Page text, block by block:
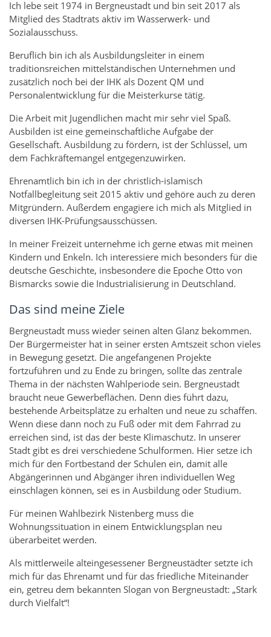
Ich lebe seit 1974 in Bergneustadt und bin seit 2017 als
Mitglied des Stadtrats aktiv im Wasserwerk- und
Sozialausschuss.
Beruflich bin ich als Ausbildungsleiter in einem
traditionsreichen mittelständischen Unternehmen und
zusätzlich noch bei der IHK als Dozent QM und
Personalentwicklung für die Meisterkurse tätig.
Die Arbeit mit Jugendlichen macht mir sehr viel Spaß.
Ausbilden ist eine gemeinschaftliche Aufgabe der
Gesellschaft. Ausbildung zu fördern, ist der Schlüssel, um
dem Fachkräftemangel entgegenzuwirken.
Ehrenamtlich bin ich in der christlich-islamisch
Notfallbegleitung seit 2015 aktiv und gehöre auch zu deren
Mitgründern. Außerdem engagiere ich mich als Mitglied in
diversen IHK-Prüfungsausschüssen.
In meiner Freizeit unternehme ich gerne etwas mit meinen
Kindern und Enkeln. Ich interessiere mich besonders für die
deutsche Geschichte, insbesondere die Epoche Otto von
Bismarcks sowie die Industrialisierung in Deutschland.
Das sind meine Ziele
Bergneustadt muss wieder seinen alten Glanz bekommen.
Der Bürgermeister hat in seiner ersten Amtszeit schon vieles
in Bewegung gesetzt. Die angefangenen Projekte
fortzuführen und zu Ende zu bringen, sollte das zentrale
Thema in der nächsten Wahlperiode sein. Bergneustadt
braucht neue Gewerbeflächen. Denn dies führt dazu,
bestehende Arbeitsplätze zu erhalten und neue zu schaffen.
Wenn diese dann noch zu Fuß oder mit dem Fahrrad zu
erreichen sind, ist das der beste Klimaschutz. In unserer
Stadt gibt es drei verschiedene Schulformen. Hier setze ich
mich für den Fortbestand der Schulen ein, damit alle
Abgängerinnen und Abgänger ihren individuellen Weg
einschlagen können, sei es in Ausbildung oder Studium.
Für meinen Wahlbezirk Nistenberg muss die
Wohnungssituation in einem Entwicklungsplan neu
überarbeitet werden.
Als mittlerweile alteingesessener Bergneustädter setzte ich
mich für das Ehrenamt und für das friedliche Miteinander
ein, getreu dem bekannten Slogan von Bergneustadt: „Stark
durch Vielfalt“!